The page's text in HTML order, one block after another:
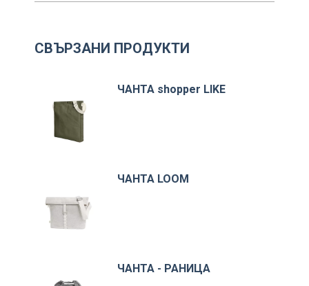
СВЪРЗАНИ ПРОДУКТИ
ЧАНТА shopper LIKE
ЧАНТА LOOM
ЧАНТА - РАНИЦА